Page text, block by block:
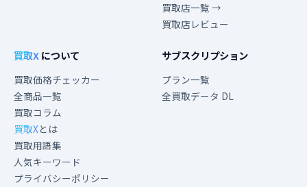
買取店一覧 →
買取店レビュー
買取Xについて
買取価格チェッカー
全商品一覧
買取コラム
買取Xとは
買取用語集
人気キーワード
プライバシーポリシー
サブスクリプション
プラン一覧
全買取データ DL